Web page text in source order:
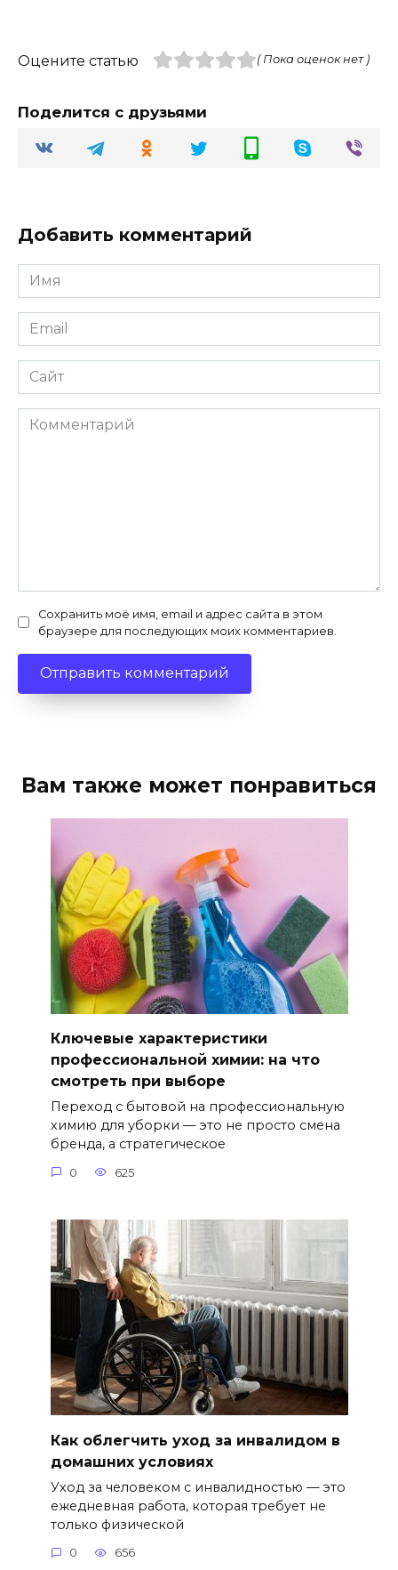
Оцените статью ( Пока оценок нет )
Поделится с друзьями
Добавить комментарий
Имя
Email
Сайт
Комментарий
Сохранить моё имя, email и адрес сайта в этом
браузере для последующих моих комментариев.
Вам также может понравиться
Ключевые характеристики
профессиональной химии: на что
смотреть при выборе
Переход с бытовой на профессиональную
химию для уборки — это не просто смена
бренда, а стратегическое
0 625
Как облегчить уход за инвалидом в
домашних условиях
Уход за человеком с инвалидностью — это
ежедневная работа, которая требует не
только физической
0 656